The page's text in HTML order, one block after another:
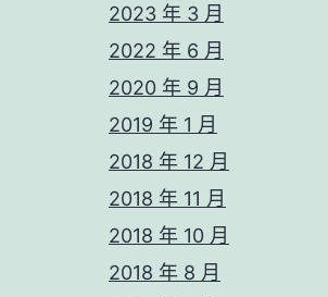
2023 年 3 月
2022 年 6 月
2020 年 9 月
2019 年 1 月
2018 年 12 月
2018 年 11 月
2018 年 10 月
2018 年 8 月